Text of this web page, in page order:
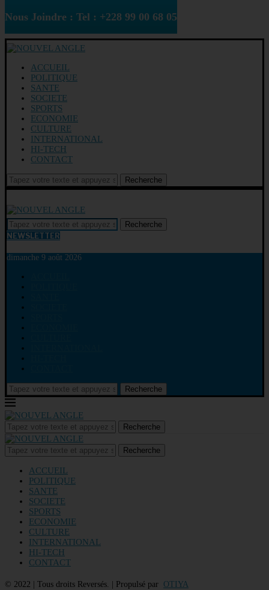
Nous Joindre : Tel : +228 99 00 68 05
ACCUEIL
POLITIQUE
SANTE
SOCIETE
SPORTS
ECONOMIE
CULTURE
INTERNATIONAL
HI-TECH
CONTACT
Recherche
Recherche
NEWSLETTER
dimanche 9 août 2026
Recherche
Recherche
Recherche
ACCUEIL
POLITIQUE
SANTE
SOCIETE
SPORTS
ECONOMIE
CULTURE
INTERNATIONAL
HI-TECH
CONTACT
© 2022 | Tous droits Reversés. | Propulsé par OTIYA